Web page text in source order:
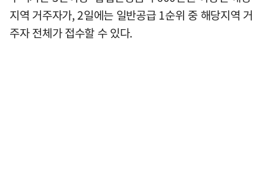
지역 거주자가, 2일에는 일반공급 1순위 중 해당지역 거
주자 전체가 접수할 수 있다.